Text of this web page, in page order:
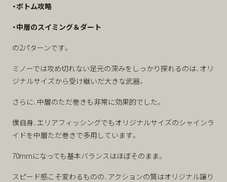
・ボトム攻略
・中層のスイミング＆ダート
の2パターンです。
ミノーでは攻め切れない足元の深みをしっかり探れるのは、オリ
ジナルサイズから受け継いだ大きな武器。
さらに、中層のただ巻きも非常に効果的でした。
僕自身、エリアフィッシングでもオリジナルサイズのシャインラ
イドを中層ただ巻きで多用しています。
70mmになっても基本バランスはほぼそのまま。
スピード感こそ変わるものの、アクションの質はオリジナル譲り